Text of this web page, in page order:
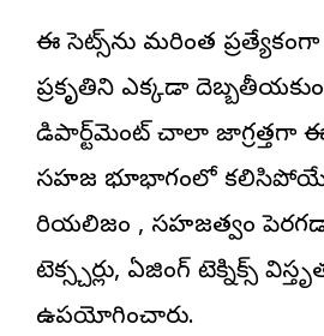
ఈ సెట్స్‌ను మరింత
ప్రకృతిని ఎక్కడా
డిపార్ట్‌మెంట్ చాలా జాగ్రత్తగా
సహజ భూభాగంలో కలిసిపోయేలా
రియలిజం , సహజత్వం
టెక్స్చర్లు, ఏజింగ్ టెక్నిక్స్
ఉపయోగించారు.